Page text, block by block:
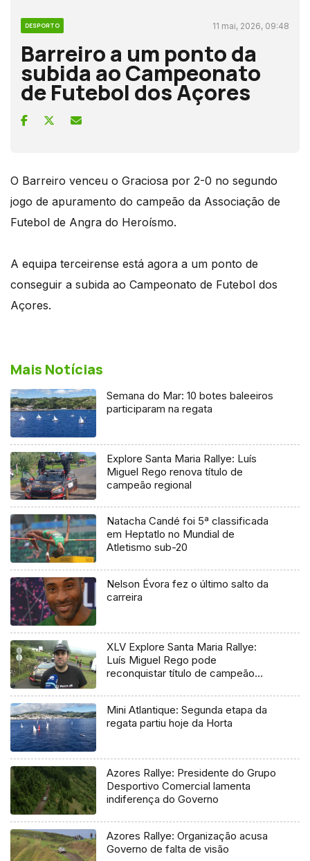
DESPORTO 11 mai, 2026, 09:48
Barreiro a um ponto da
subida ao Campeonato
de Futebol dos Açores
O Barreiro venceu o Graciosa por 2-0 no segundo
jogo de apuramento do campeão da Associação de
Futebol de Angra do Heroísmo.
A equipa terceirense está agora a um ponto de
conseguir a subida ao Campeonato de Futebol dos
Açores.
Mais Notícias
Semana do Mar: 10 botes baleeiros
participaram na regata
Explore Santa Maria Rallye: Luís
Miguel Rego renova título de
campeão regional
Natacha Candé foi 5ª classificada
em Heptatlo no Mundial de
Atletismo sub-20
Nelson Évora fez o último salto da
carreira
XLV Explore Santa Maria Rallye:
Luís Miguel Rego pode
reconquistar título de campeão
Mini Atlantique: Segunda etapa da
regata partiu hoje da Horta
Azores Rallye: Presidente do Grupo
Desportivo Comercial lamenta
indiferença do Governo
Azores Rallye: Organização acusa
Governo de falta de visão